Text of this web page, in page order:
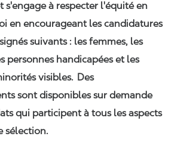
s'engage à respecter l'équité en
en encourageant les candidatures
suivants : les femmes, les
personnes handicapées et les
visibles. Des
sont disponibles sur demande
qui participent à tous les aspects
sélection.